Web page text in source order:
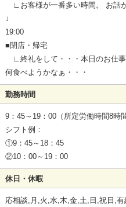
∟お客様が一番多い時間。 お話
↓
19:00
■閉店・帰宅
∟終礼をして・・・本日のお仕
何食べようかなぁ・・・
勤務時間
9：45～19：00（所定労働時間8時
シフト例：
①9：45～18：45
②10：00～19：00
休日・休暇
応相談,月,火,水,木,金,土,日,祝日,